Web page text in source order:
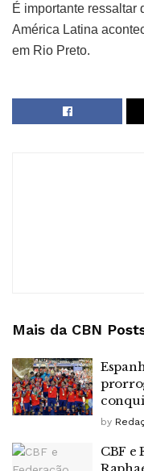
É importante ressaltar
América Latina
em Rio Preto.
Mais da CBN
by
CBF e